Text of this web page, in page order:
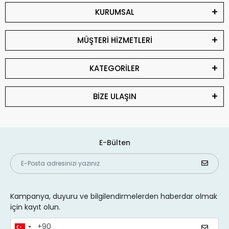
KURUMSAL
MÜŞTERİ HİZMETLERİ
KATEGORİLER
BİZE ULAŞIN
E-Bülten
Kampanya, duyuru ve bilgilendirmelerden haberdar olmak
için kayıt olun.